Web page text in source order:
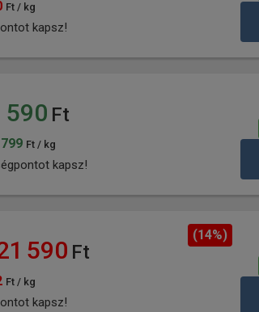
Ft / kg
kapsz!
590 Ft
Ft / kg
kapsz!
(14%)
590 Ft
Ft / kg
kapsz!